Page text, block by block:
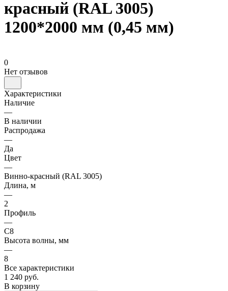
красный (RAL 3005)
1200*2000 мм (0,45 мм)
0
Нет отзывов
Характеристики
Наличие
—
В наличии
Распродажа
—
Да
Цвет
—
Винно-красный (RAL 3005)
Длина, м
—
2
Профиль
—
С8
Высота волны, мм
—
8
Все характеристики
1 240 руб.
В корзину